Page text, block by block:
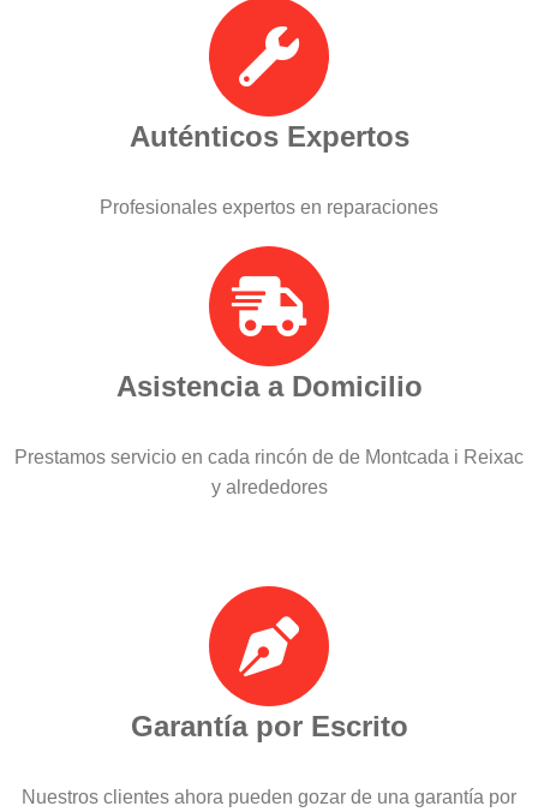
Auténticos Expertos
Profesionales expertos en reparaciones
Asistencia a Domicilio
Prestamos servicio en cada rincón de de Montcada i Reixac
y alrededores
Garantía por Escrito
Nuestros clientes ahora pueden gozar de una garantía por